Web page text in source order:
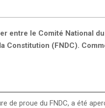
entre le Comité National
Constitution (FNDC).
de proue du FNDC, a été